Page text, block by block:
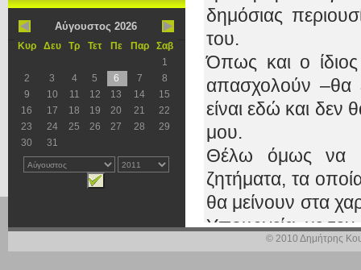
Αύγουστος 2026
Κυρ Δευ Τρ Τετ Πε Παρ
Σαβ
1
2
3 4 5 6 7
8
9
10 11 12 13 14
15
16
17 18 19 20 21
22
23
24 25 26 27 28
29
30
31
δημόσιας
του.
Όπως και ο ίδιος
απασχολούν –θα
είναι εδώ και δεν
μου.
Θέλω όμως να
ζητήματα, τα
θα μείνουν στα
Υπουργεία, με
Σχετικά με την
© 2010 Δημήτρης